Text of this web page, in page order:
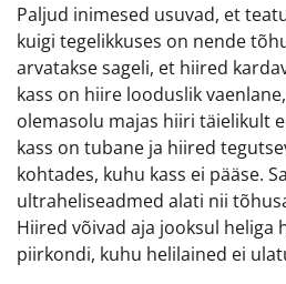
Paljud inimesed usuvad, et
kuigi tegelikkuses on nende
arvatakse sageli, et hiired
kass on hiire looduslik
olemasolu majas hiiri täielikult
kass on tubane ja hiired
kohtades, kuhu kass ei pääse.
ultraheliseadmed alati nii
Hiired võivad aja jooksul heliga
piirkondi, kuhu helilained ei